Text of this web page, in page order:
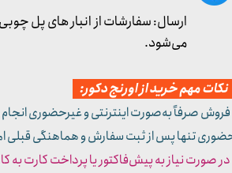
مهم خرید از اورنج دکور:
صرفاً به‌صورت اینترنتی و غیرحضوری
تنها پس از ثبت سفارش و هماهنگی قبلی
صورت نیاز به پیش‌فاکتور یا پرداخت کارت به
ارسال: سفارشات از انبار های پل
می‌شود.